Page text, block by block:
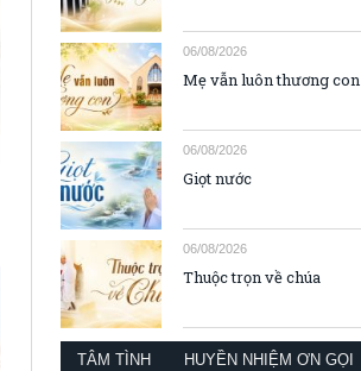
06/08/2026
Mẹ vẫn luôn thương con
06/08/2026
Giọt nước
06/08/2026
Thuộc trọn về chúa
TÂM TÌNH HUYỀN NHIỆM ƠN GỌI